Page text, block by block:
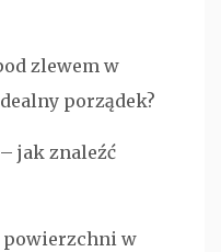
zlewem w
porządek?
jak znaleźć
powierzchni w